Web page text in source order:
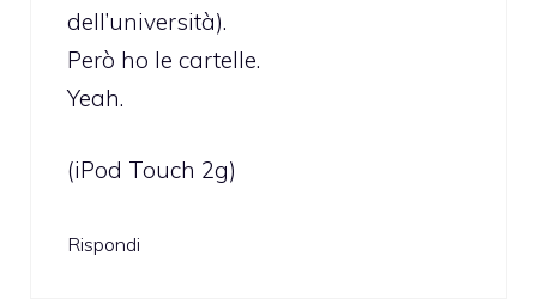
dell’università).
Però ho le cartelle.
Yeah.
(iPod Touch 2g)
Rispondi